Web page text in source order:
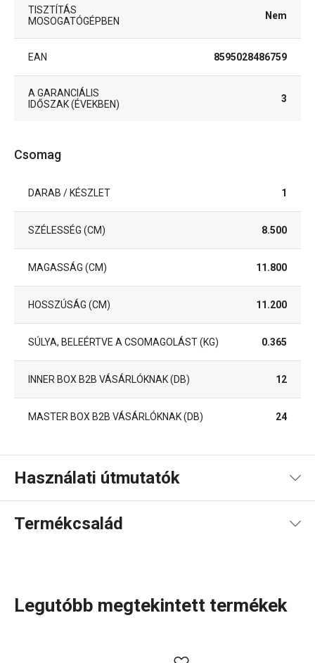
TISZTÍTÁS
MOSOGATÓGÉPBEN
Nem
EAN 8595028486759
A GARANCIÁLIS
IDŐSZAK (ÉVEKBEN)
3
Csomag
DARAB / KÉSZLET 1
SZÉLESSÉG (CM) 8.500
MAGASSÁG (CM) 11.800
HOSSZÚSÁG (CM) 11.200
SÚLYA, BELEÉRTVE A CSOMAGOLÁST (KG) 0.365
INNER BOX B2B VÁSÁRLÓKNAK (DB) 12
MASTER BOX B2B VÁSÁRLÓKNAK (DB) 24
Használati útmutatók
Használati útmutató és biztonsági információk
Termékcsalád
Legutóbb megtekintett termékek